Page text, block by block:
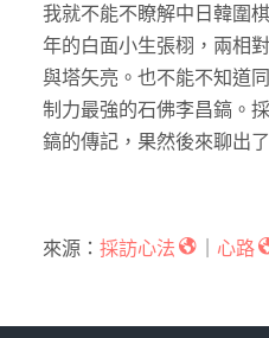
我就不能不瞭解中日韓圍
年的白面小生張栩，兩相
與塔矢亮。也不能不知道
制力最強的石佛李昌鎬。
鎬的傳記，果然後來聊出
來源： 採訪心法 心路